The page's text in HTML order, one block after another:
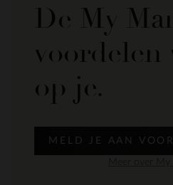
De My
voordelen
op je.
MELD JE AAN